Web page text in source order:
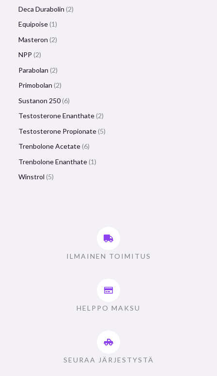
Deca Durabolin 2
Equipoise 1
Masteron 2
NPP 2
Parabolan 2
Primobolan 2
Sustanon 250 6
Testosterone Enanthate 2
Testosterone Propionate 5
Trenbolone Acetate 6
Trenbolone Enanthate 1
Winstrol 5
ILMAINEN TOIMITUS
HELPPO MAKSU
SEURAA JÄRJESTYSTÄ